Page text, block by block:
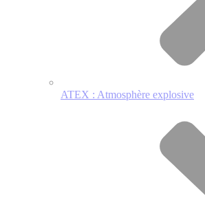
ATEX : Atmosphère explosive